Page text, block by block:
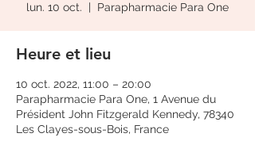
lun. 10 oct.
  |
Parapharmacie Para One
Heure et lieu
10 oct. 2022, 11:00 – 20:00
Parapharmacie Para One, 1 Avenue du
Président John Fitzgerald Kennedy, 78340
Les Clayes-sous-Bois, France